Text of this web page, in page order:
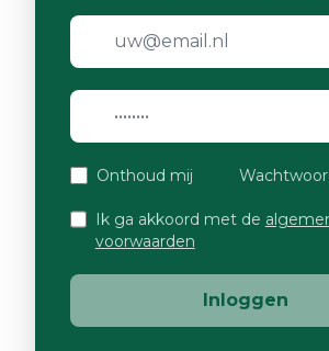
Onthoud mij
Ik ga akkoord met de
voorwaarden
Inloggen